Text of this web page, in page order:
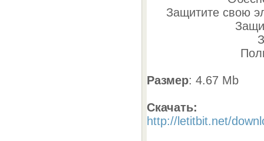
Защитите свою
Размер: 4.67 Mb
Скачать:
http://letitbit.net/